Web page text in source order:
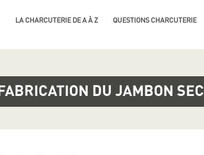
LA CHARCUTERIE DE A À Z QUESTIONS CHARCUTERIE
DU JAMBON SEC